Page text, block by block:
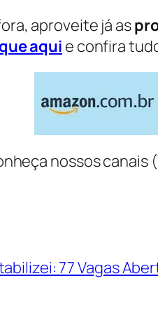
aproveite já as
aquie confira
nossos canais
77 Vagas